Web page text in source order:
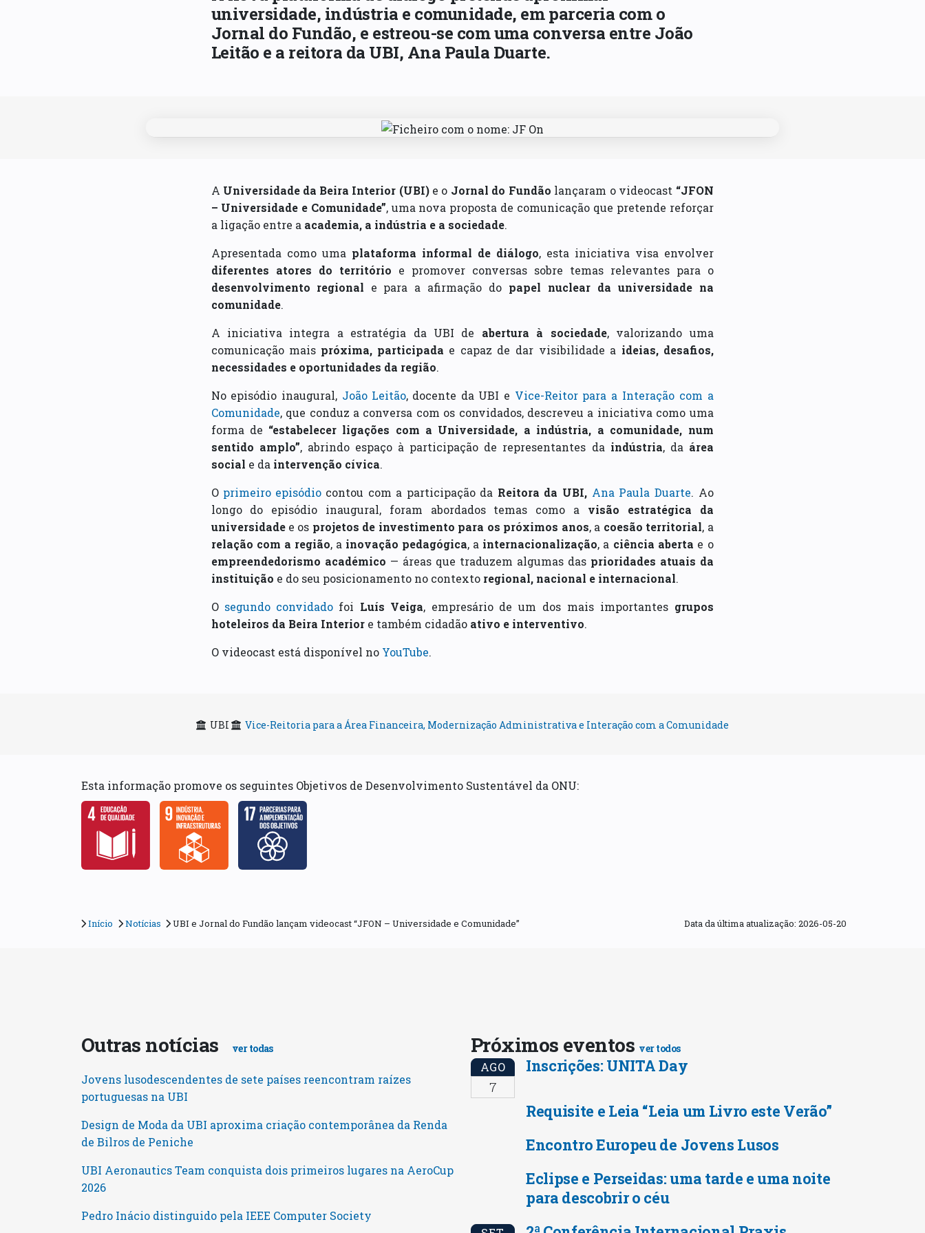
universidade, indústria e comunidade, em parceria com o
Jornal do Fundão, e estreou-se com uma conversa entre João
Leitão e a reitora da UBI, Ana Paula Duarte.
A Universidade da Beira Interior (UBI)e o Jornal do Fundão lançaram o videocast “JFON
– Universidade e Comunidade”, uma nova proposta de comunicação que pretende reforçar
a ligação entre a academia, a indústria e a sociedade.
Apresentada como uma plataforma informal de diálogo, esta iniciativa visa envolver
diferentes atores do território e promover conversas sobre temas relevantes para o
desenvolvimento regional e para a afirmação do papel nuclear da universidade na
comunidade.
A iniciativa integra a estratégia da UBI de abertura à sociedade, valorizando uma
comunicação mais próxima, participada e capaz de dar visibilidade a ideias, desafios,
necessidades e oportunidades da região.
No episódio inaugural, João Leitão, docente da UBI e Vice-Reitor para a Interação com a
Comunidade, que conduz a conversa com os convidados, descreveu a iniciativa como uma
forma de “estabelecer ligações com a Universidade, a indústria, a comunidade, num
sentido amplo”, abrindo espaço à participação de representantes da indústria, da área
social e da intervenção cívica.
O primeiro episódiocontou com a participação da Reitora da UBI, Ana Paula Duarte. Ao
longo do episódio inaugural, foram abordados temas como a visão estratégica da
universidadee os projetos de investimento para os próximos anos, a coesão territorial, a
relação com a região, a inovação pedagógica, a internacionalização, a ciência aberta e o
empreendedorismo académico — áreas que traduzem algumas das prioridades atuais da
instituição e do seu posicionamento no contexto regional, nacional e internacional.
O segundo convidadofoi Luís Veiga, empresário de um dos mais importantes grupos
hoteleiros da Beira Interiore também cidadão ativo e interventivo.
O videocast está disponível no YouTube.
UBI Vice-Reitoria para a Área Financeira, Modernização Administrativa e Interação com a Comunidade
Esta informação promove os seguintes Objetivos de Desenvolvimento Sustentável da ONU:
Início Notícias UBI e Jornal do Fundão lançam videocast “JFON – Universidade e Comunidade” Data da última atualização: 2026-05-20
Outras notícias ver todas
Jovens lusodescendentes de sete países reencontram raízes
portuguesas na UBI
Design de Moda da UBI aproxima criação contemporânea da Renda
de Bilros de Peniche
UBI Aeronautics Team conquista dois primeiros lugares na AeroCup
2026
Pedro Inácio distinguido pela IEEE Computer Society
Próximos eventos ver todos
AGO
7
Inscrições: UNITA Day
Requisite e Leia “Leia um Livro este Verão”
Encontro Europeu de Jovens Lusos
Eclipse e Perseidas: uma tarde e uma noite
para descobrir o céu